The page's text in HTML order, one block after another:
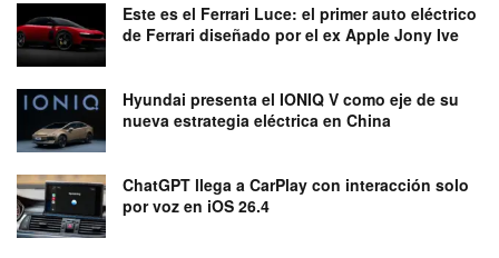
Este es el Ferrari Luce: el primer auto eléctrico
de Ferrari diseñado por el ex Apple Jony Ive
Hyundai presenta el IONIQ V como eje de su
nueva estrategia eléctrica en China
ChatGPT llega a CarPlay con interacción solo
por voz en iOS 26.4